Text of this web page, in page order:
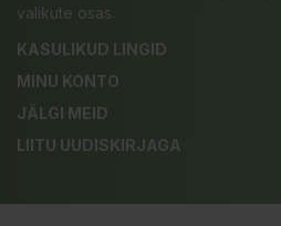
valikute osas.
KASULIKUD LINGID
MINU KONTO
JÄLGI MEID
LIITU UUDISKIRJAGA